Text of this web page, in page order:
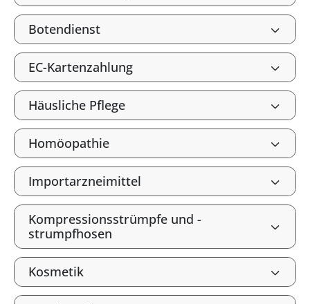
Botendienst
EC-Kartenzahlung
Häusliche Pflege
Homöopathie
Importarzneimittel
Kompressionsstrümpfe und -
strumpfhosen
Kosmetik